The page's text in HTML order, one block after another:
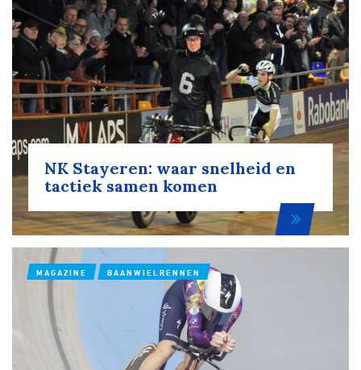
Over ons
Lid worden
NK Stayeren: waar snelheid en
tactiek samen komen
MAGAZINE BAANWIELRENNEN
Pumptrack Fixed gear